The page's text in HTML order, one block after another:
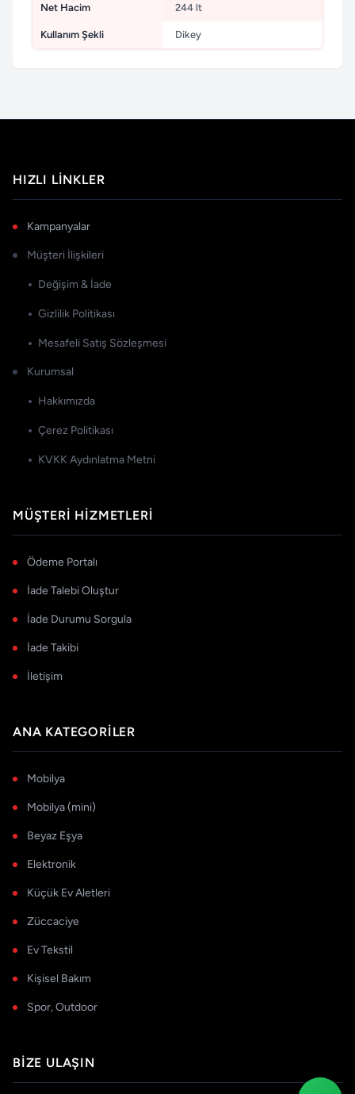
Net Hacim 244 lt
Kullanım Şekli Dikey
HIZLI LINKLER
Kampanyalar
Müşteri İlişkileri
Değişim & İade
Gizlilik Politikası
Mesafeli Satış Sözleşmesi
Kurumsal
Hakkımızda
Çerez Politikası
KVKK Aydınlatma Metni
MÜŞTERI HIZMETLERI
Ödeme Portalı
İade Talebi Oluştur
İade Durumu Sorgula
İade Takibi
İletişim
ANA KATEGORILER
Mobilya
Mobilya (mini)
Beyaz Eşya
Elektronik
Küçük Ev Aletleri
Züccaciye
Ev Tekstil
Kişisel Bakım
Spor, Outdoor
BIZE ULAŞIN